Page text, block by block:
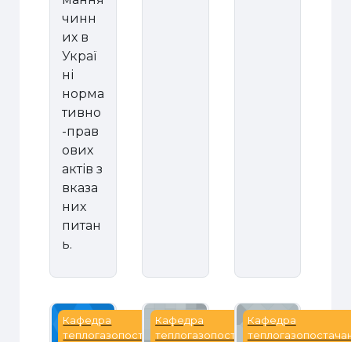
чинн
их в
Украї
ні
норма
тивно
-прав
ових
актів з
вказа
них
питан
ь.
Зональні системи кондиціонування
Кафедра
теплогазопостачання
Інженерне забезпечення
Кафедра
теплогазопостачання
Інженерне
Кафедра